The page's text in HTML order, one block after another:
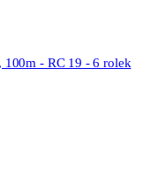
- RC 19 - 6 rolek